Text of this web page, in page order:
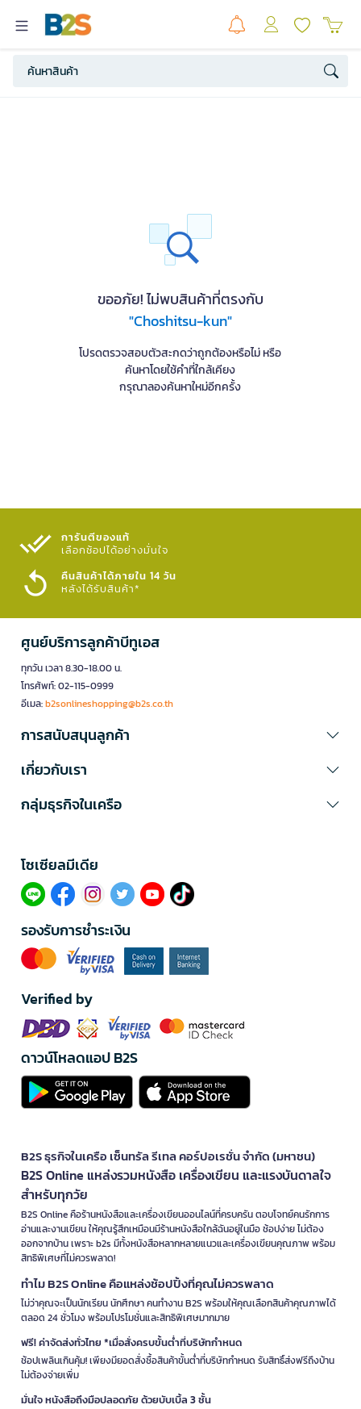
ขออภัย! ไม่พบสินค้าที่ตรงกับ
"Choshitsu-kun"
โปรดตรวจสอบตัวสะกดว่าถูกต้องหรือไม่ หรือ
ค้นหาโดยใช้คำที่ใกล้เคียง
กรุณาลองค้นหาใหม่อีกครั้ง
การันตีของแท้
เลือกช้อปได้อย่างมั่นใจ​
คืนสินค้าได้ภายใน 14 วัน
หลังได้รับสินค้า*
ศูนย์บริการลูกค้าบีทูเอส
ทุกวัน เวลา 8.30-18.00 น.
โทรศัพท์: 02-115-0999
อีเมล:b2sonlineshopping@b2s.co.th
การสนับสนุนลูกค้า
เกี่ยวกับเรา
กลุ่มธุรกิจในเครือ
โซเซียลมีเดีย​
รองรับการชำระเงิน
Verified by
ดาวน์โหลดแอป B2S
B2S ธุรกิจในเครือ เซ็นทรัล รีเทล คอร์ปอเรชั่น จำกัด (มหาชน)
B2S Online แหล่งรวมหนังสือ เครื่องเขียน และแรงบันดาลใจ
สำหรับทุกวัย
B2S Online คือร้านหนังสือและเครื่องเขียนออนไลน์ที่ครบครัน ตอบโจทย์คนรักการ
อ่านและงานเขียน ให้คุณรู้สึกเหมือนมีร้านหนังสือใกล้ฉันอยู่ในมือ ช้อปง่าย ไม่ต้อง
ออกจากบ้าน เพราะ b2s มีทั้งหนังสือหลากหลายแนวและเครื่องเขียนคุณภาพ พร้อม
สิทธิพิเศษที่ไม่ควรพลาด!
ทำไม B2S Online คือแหล่งช้อปปิ้งที่คุณไม่ควรพลาด
ไม่ว่าคุณจะเป็นนักเรียน นักศึกษา คนทำงาน B2S พร้อมให้คุณเลือกสินค้าคุณภาพได้
ตลอด 24 ชั่วโมง พร้อมโปรโมชั่นและสิทธิพิเศษมากมาย
ฟรี! ค่าจัดส่งทั่วไทย *เมื่อสั่งครบขั้นต่ำที่บริษัทกำหนด
ช้อปเพลินเกินคุ้ม! เพียงมียอดสั่งซื้อสินค้าขั้นต่ำที่บริษัทกำหนด รับสิทธิ์ส่งฟรีถึงบ้าน
ไม่ต้องจ่ายเพิ่ม
มั่นใจ หนังสือถึงมือปลอดภัย ด้วยบับเบิ้ล 3 ชั้น